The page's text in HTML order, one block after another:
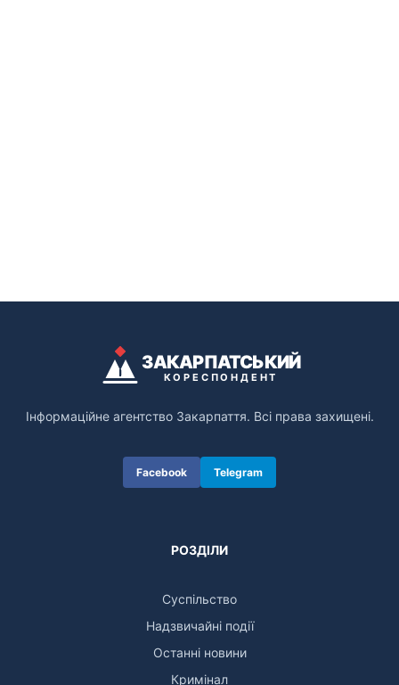
ЗАКАРПАТСЬКИЙ
КОРЕСПОНДЕНТ
Інформаційне агентство Закарпаття. Всі права захищені.
Facebook Telegram
РОЗДІЛИ
Суспільство
Надзвичайні події
Останні новини
Кримінал